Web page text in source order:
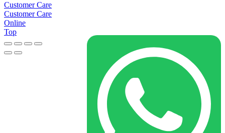
Customer Care
Customer Care
Online
Top